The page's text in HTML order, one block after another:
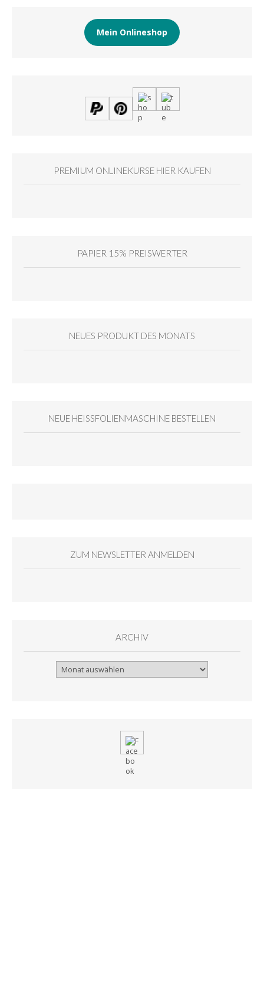
Mein Onlineshop
PREMIUM ONLINEKURSE HIER KAUFEN
PAPIER 15% PREISWERTER
NEUES PRODUKT DES MONATS
NEUE HEISSFOLIENMASCHINE BESTELLEN
ZUM NEWSLETTER ANMELDEN
ARCHIV
Archiv